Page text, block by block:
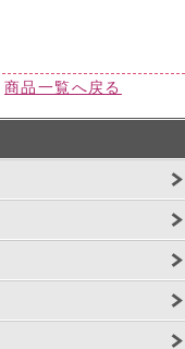
商品一覧へ戻る